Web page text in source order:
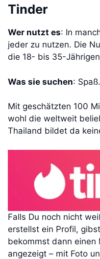
Tinder
Wer nutzt es: In
jeder zu nutzen. Die
die 18- bis 35-
Was sie suchen: Spaß.
Mit geschätzten 100
wohl die weltweit
Thailand bildet da
Falls Du noch nicht
erstellst ein Profil,
bekommst dann einen
angezeigt – mit Foto